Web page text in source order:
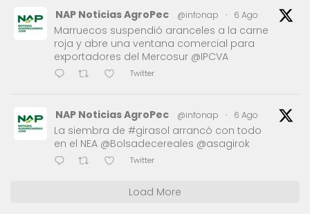
NAP Noticias AgroPec @infonap · 6 Ago
Marruecos suspendió aranceles a la carne
roja y abre una ventana comercial para
exportadores del Mercosur @IPCVA
Twitter
NAP Noticias AgroPec @infonap · 6 Ago
La siembra de #girasol arrancó con todo
en el NEA @Bolsadecereales @asagirok
Twitter
Load More